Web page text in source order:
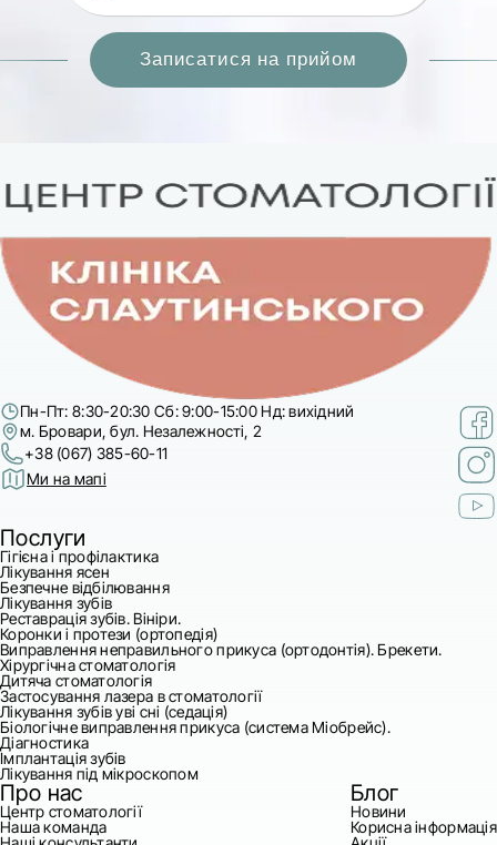
Пн-Пт: 8:30-20:30 Сб: 9:00-15:00 Нд: вихідний
м. Бровари, бул. Незалежності, 2
+38 (067) 385-60-11
Ми на мапі
Послуги
Гігієна і профілактика
Лікування ясен
Безпечне відбілювання
Лікування зубів
Реставрація зубів. Вініри.
Коронки і протези (ортопедія)
Виправлення неправильного прикуса (ортодонтія). Брекети.
Хірургічна стоматологія
Дитяча стоматологія
Застосування лазера в стоматології
Лікування зубів уві сні (седація)
Біологічне виправлення прикуса (система Міобрейс).
Діагностика
Імплантація зубів
Лікування під мікроскопом
Про нас
Центр стоматології
Наша команда
Блог
Новини
Корисна інформація